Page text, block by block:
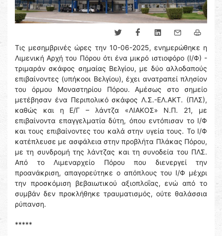
Τις μεσημβρινές ώρες την 10-06-2025, ενημερώθηκε η
Λιμενική Αρχή του Πόρου ότι ένα μικρό ιστιοφόρο (Ι/Φ) -
τριμαράν σκάφος σημαίας Βελγίου, με δύο αλλοδαπούς
επιβαίνοντες (υπήκοοι Βελγίου), έχει ανατραπεί πλησίον
του όρμου Μοναστηρίου Πόρου. Αμέσως στο σημείο
μετέβησαν ένα Περιπολικό σκάφος Λ.Σ.-ΕΛ.ΑΚΤ. (ΠΛΣ),
καθώς και η Ε/Γ – λάντζα «ΛΙΑΚΟΣ» Ν.Π. 21, με
επιβαίνοντα επαγγελματία δύτη, όπου εντόπισαν το Ι/Φ
και τους επιβαίνοντες του καλά στην υγεία τους. Το Ι/Φ
κατέπλευσε με ασφάλεια στην προβλήτα Πλάκας Πόρου,
με τη συνδρομή της λάντζας και τη συνοδεία του ΠΛΣ.
Από το Λιμεναρχείο Πόρου που διενεργεί την
προανάκριση, απαγορεύτηκε ο απόπλους του Ι/Φ μέχρι
την προσκόμιση βεβαιωτικού αξιοπλοΐας, ενώ από το
συμβάν δεν προκλήθηκε τραυματισμός, ούτε θαλάσσια
ρύπανση.
*****